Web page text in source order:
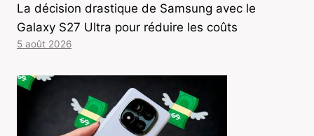
La décision drastique de Samsung avec le
Galaxy S27 Ultra pour réduire les coûts
5 août 2026